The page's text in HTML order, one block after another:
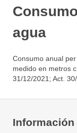
agua
Consumo anual
medido en metros
31/12/2021; Act.